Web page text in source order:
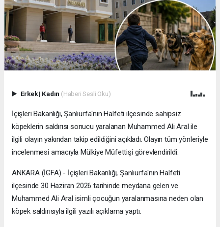
Erkek| Kadın (Haberi Sesli Oku)
İçişleri Bakanlığı, Şanlıurfa'nın Halfeti ilçesinde sahipsiz
köpeklerin saldırısı sonucu yaralanan Muhammed Ali Aral ile
ilgili olayın yakından takip edildiğini açıkladı. Olayın tüm yönleriyle
incelenmesi amacıyla Mülkiye Müfettişi görevlendirildi.
ANKARA (İGFA) - İçişleri Bakanlığı, Şanlıurfa'nın Halfeti
ilçesinde 30 Haziran 2026 tarihinde meydana gelen ve
Muhammed Ali Aral isimli çocuğun yaralanmasına neden olan
köpek saldırısıyla ilgili yazılı açıklama yaptı.